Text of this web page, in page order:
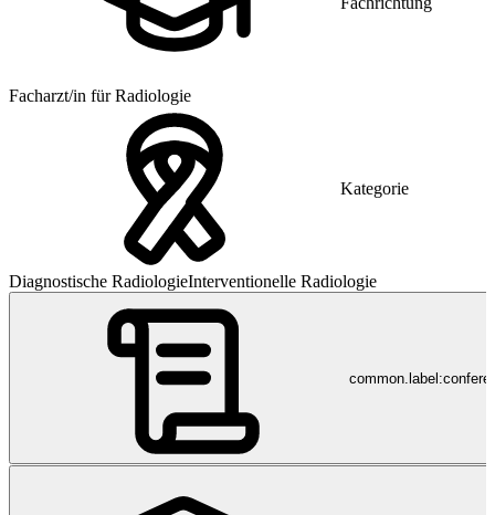
Facharzt/in für Radiologie
Kategorie
Diagnostische RadiologieInterventionelle Radiologie